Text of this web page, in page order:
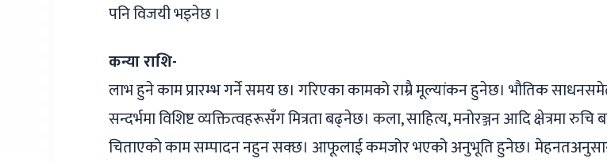
पनि विजयी भइनेछ ।
कन्या राशि-
लाभ हुने काम प्रारम्भ गर्ने समय छ। गरिएका कामको राम्रै मूल्यांकन हुनेछ। भौतिक
सन्दर्भमा विशिष्ट व्यक्तित्वहरूसँग मित्रता बढ्नेछ। कला, साहित्य, मनोरञ्जन आदि क्षेत्रमा
चिताएको काम सम्पादन नहुन सक्छ। आफूलाई कमजोर भएको अनुभूति हुनेछ।